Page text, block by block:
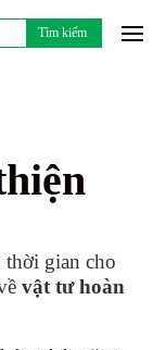
thời gian cho
vật tư hoàn